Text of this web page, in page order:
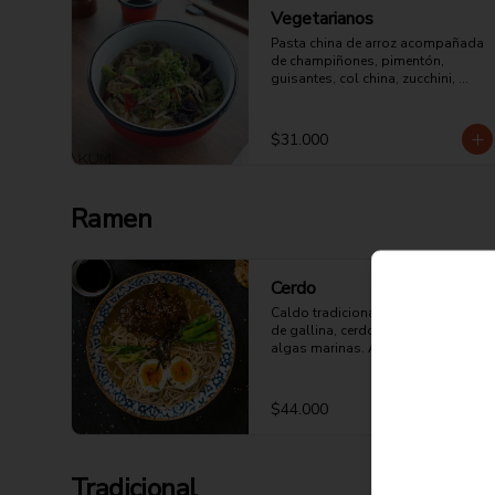
Vegetarianos
Pasta china de arroz acompañada
de champiñones, pimentón,
guisantes, col china, zucchini,
$31.000
Ramen
Cerdo
Caldo tradicional japonés a base
de gallina, cerdo, hueso de pollo y
algas marinas. Acompañado de
$44.000